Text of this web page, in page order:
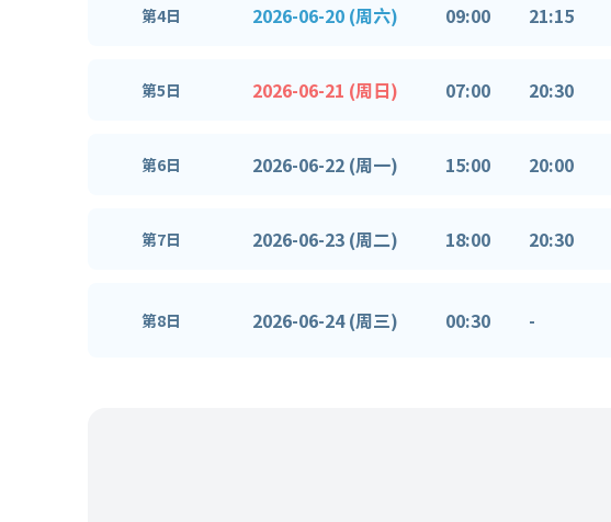
第4日 2026-06-20 (周六) 09:00 21:15
第5日 2026-06-21 (周日) 07:00 20:30
第6日 2026-06-22 (周一) 15:00 20:00
第7日 2026-06-23 (周二) 18:00 20:30
第8日 2026-06-24 (周三) 00:30 -